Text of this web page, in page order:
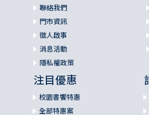
聯絡我們
門市資訊
徵人啟事
消息活動
隱私權政策
注目優惠
校園書饗特惠
全部特惠案